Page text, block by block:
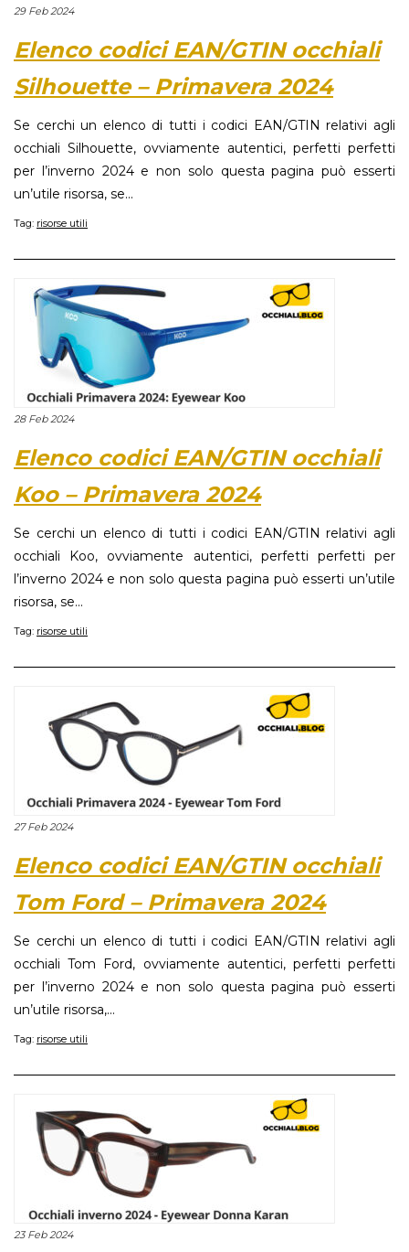
29 Feb 2024
Elenco codici EAN/GTIN occhiali
Silhouette – Primavera 2024
Se cerchi un elenco di tutti i codici EAN/GTIN relativi agli
occhiali Silhouette, ovviamente autentici, perfetti perfetti
per l’inverno 2024 e non solo questa pagina può esserti
un’utile risorsa, se...
Tag: risorse utili
28 Feb 2024
Elenco codici EAN/GTIN occhiali
Koo – Primavera 2024
Se cerchi un elenco di tutti i codici EAN/GTIN relativi agli
occhiali Koo, ovviamente autentici, perfetti perfetti per
l’inverno 2024 e non solo questa pagina può esserti un’utile
risorsa, se...
Tag: risorse utili
27 Feb 2024
Elenco codici EAN/GTIN occhiali
Tom Ford – Primavera 2024
Se cerchi un elenco di tutti i codici EAN/GTIN relativi agli
occhiali Tom Ford, ovviamente autentici, perfetti perfetti
per l’inverno 2024 e non solo questa pagina può esserti
un’utile risorsa,...
Tag: risorse utili
23 Feb 2024